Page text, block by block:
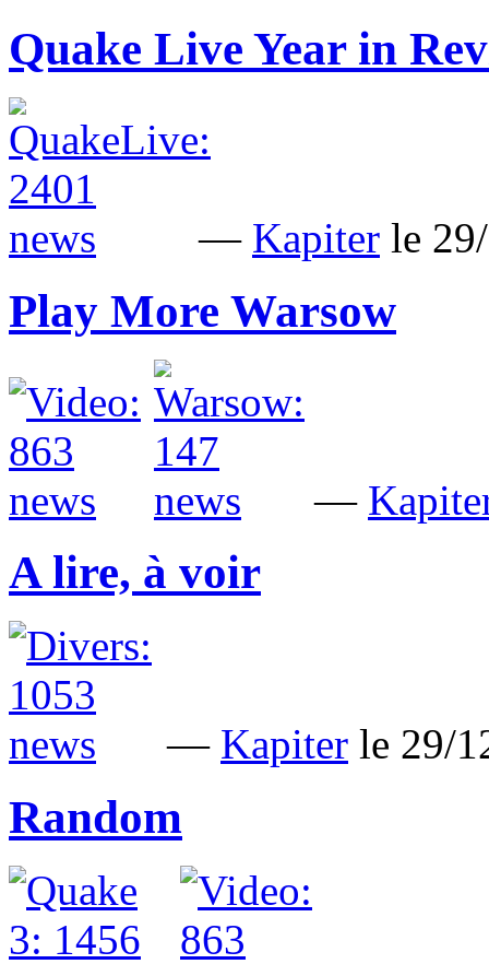
Quake Live Year in
— Kapiter le
Play More Warsow
—
A lire, à voir
— Kapiter le 29/
Random